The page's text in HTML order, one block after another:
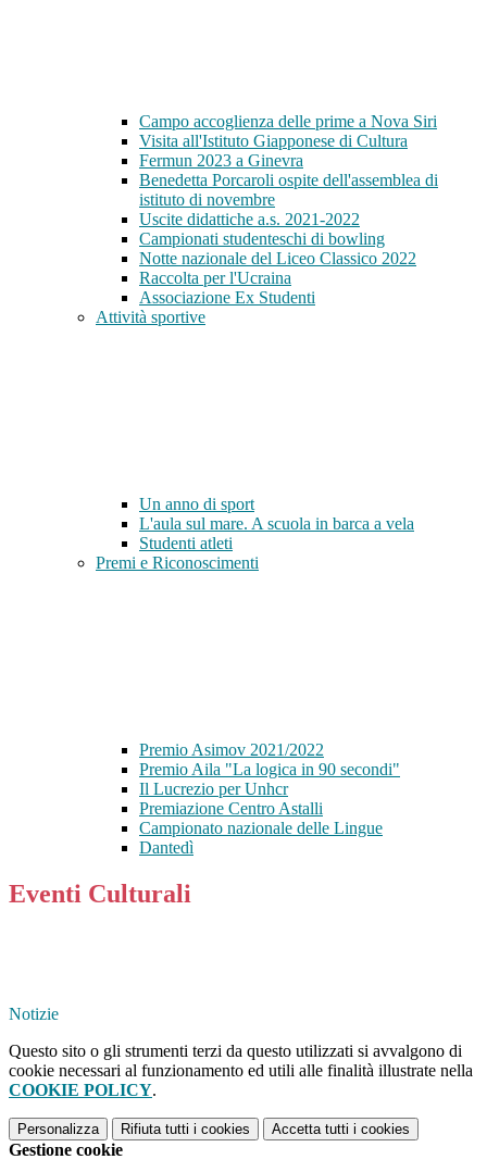
Campo accoglienza delle prime a Nova Siri
Visita all'Istituto Giapponese di Cultura
Fermun 2023 a Ginevra
Benedetta Porcaroli ospite dell'assemblea di
istituto di novembre
Uscite didattiche a.s. 2021-2022
Campionati studenteschi di bowling
Notte nazionale del Liceo Classico 2022
Raccolta per l'Ucraina
Associazione Ex Studenti
Attività sportive
Un anno di sport
L'aula sul mare. A scuola in barca a vela
Studenti atleti
Premi e Riconoscimenti
Premio Asimov 2021/2022
Premio Aila "La logica in 90 secondi"
Il Lucrezio per Unhcr
Premiazione Centro Astalli
Campionato nazionale delle Lingue
Dantedì
Eventi Culturali
Notizie
Questo sito o gli strumenti terzi da questo utilizzati si avvalgono di
cookie necessari al funzionamento ed utili alle finalità illustrate nella
COOKIE POLICY.
Personalizza Rifiuta tutti i cookies Accetta tutti i cookies
Gestione cookie